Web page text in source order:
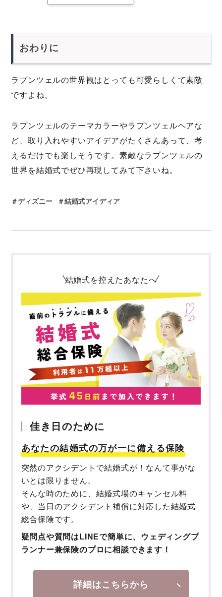
おわりに
ラプンツェルの世界観はとっても可愛らしくて素敵
ですよね。
ラプンツェルのテーマカラーやラプンツェルヘアな
ど、取り入れやすいアイデアがたくさんあって、考
えるだけでも楽しそうです。素敵なラプンツェルの
世界を結婚式でぜひ再現してみて下さいね。
＃ディズニー ＃結婚式アイディア
結婚式を控えたあなたへ
佳き日のために
あなたの結婚式の万が一に備える保険
突然のアクシデントで結婚式が！なんて事がな
いとは限りません。
そんな時のために、結婚式場のキャンセル料
や、当日のアクシデント補償に対応した結婚式
総合保険です。
疑問点や質問はLINEで簡単に、ウェディングプ
ランナー兼保険のプロに相談できます！
詳細はこちらから